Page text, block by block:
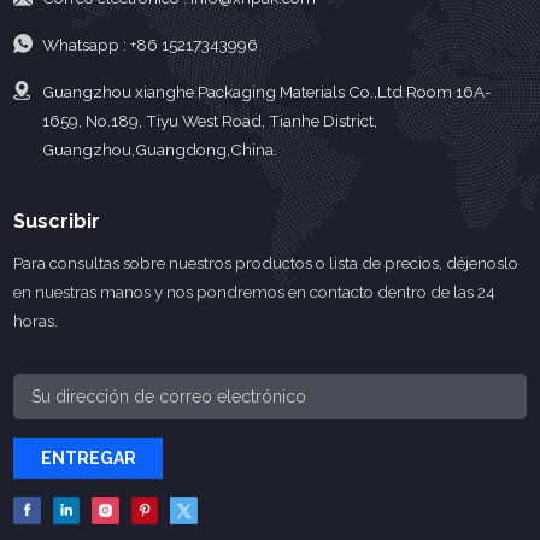
Whatsapp : +86 15217343996
Guangzhou xianghe Packaging Materials Co.,Ltd Room 16A-
1659, No.189, Tiyu West Road, Tianhe District,
Guangzhou,Guangdong,China.
Suscribir
Para consultas sobre nuestros productos o lista de precios, déjenoslo
en nuestras manos y nos pondremos en contacto dentro de las 24
horas.
ENTREGAR